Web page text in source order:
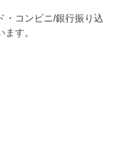
・コンビニ/銀行振り込
す。